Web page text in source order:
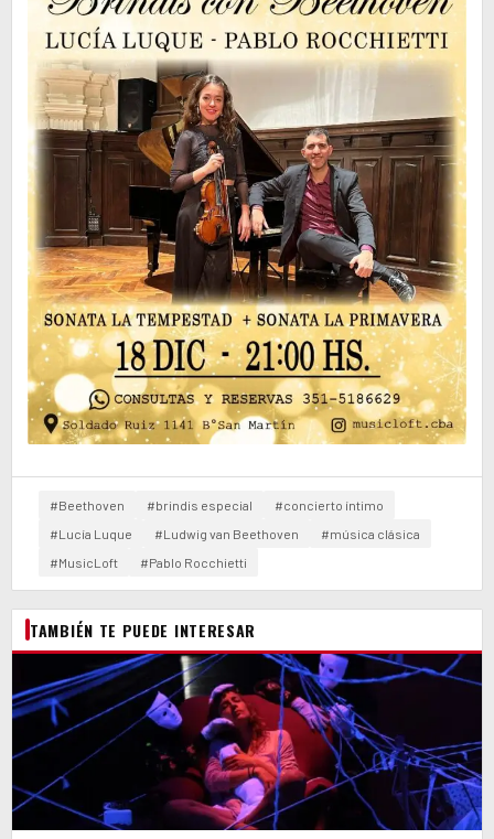
#Beethoven #brindis especial
#concierto íntimo
#Lucía Luque
#Ludwig van Beethoven
#música clásica
#MusicLoft
#Pablo Rocchietti
TAMBIÉN TE PUEDE INTERESAR